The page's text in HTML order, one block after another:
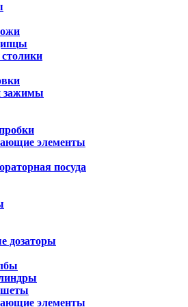
элементы
посуда
дозаторы
элементы